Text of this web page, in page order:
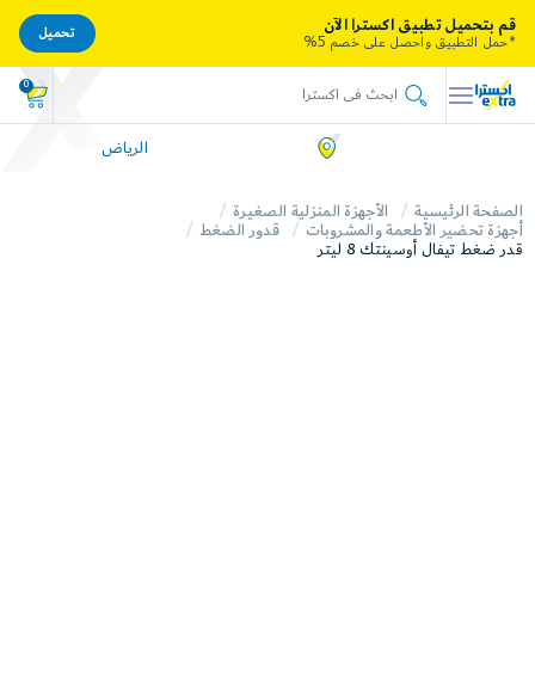
0
الرياض
الصفحة الرئيسية
الأجهزة المنزلية الصغيرة
أجهزة تحضير الأطعمة والمشروبات
قدور الضغط
قدر ضغط تيفال أوسينتك 8 ليتر
قم بتحميل تطبيق اكسترا الآن
*حمل التطبيق واحصل على خصم 5%
تحميل